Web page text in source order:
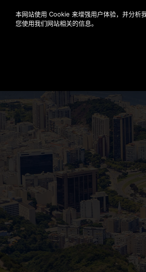
按 Enter 键跳至主要内容
本网站使用 Cookie 来增强用户体验，并分析
您使用我们网站相关的信息。